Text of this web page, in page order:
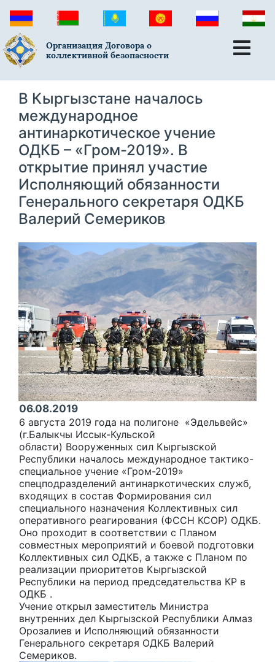
Организация Договора о
коллективной безопасности
В Кыргызстане началось
международное
антинаркотическое учение
ОДКБ – «Гром-2019». В
открытие принял участие
Исполняющий обязанности
Генерального секретаря ОДКБ
Валерий Семериков
06.08.2019
6 августа 2019 года на полигоне «Эдельвейс»
(г.Балыкчы Иссык-Кульской
области) Вооруженных сил Кыргызской
Республики началось международное тактико-
специальное учение «Гром-2019»
спецподразделений антинаркотических служб,
входящих в состав Формирования сил
специального назначения Коллективных сил
оперативного реагирования (ФССН КСОР) ОДКБ.
Оно проходит в соответствии с Планом
совместных мероприятий и боевой подготовки
Коллективных сил ОДКБ, а также с Планом по
реализации приоритетов Кыргызской
Республики на период председательства КР в
ОДКБ .
Учение открыл заместитель Министра
внутренних дел Кыргызской Республики Алмаз
Орозалиев и Исполняющий обязанности
Генерального секретаря ОДКБ Валерий
Семериков.